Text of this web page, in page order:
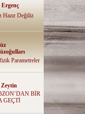
Ergenç
Hazır Değiliz
Parametreler
Zeytin
BİR
GEÇTİ